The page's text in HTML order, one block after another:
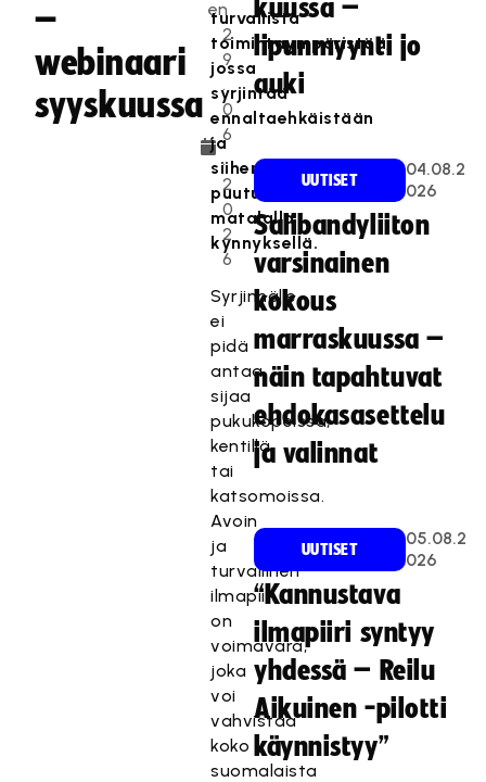
–
webinaari
syyskuussa
en
2
9
.
0
6
.
2
0
2
6
turvallista
toimintaympäristöä,
jossa
syrjintää
ennaltaehkäistään
ja
siihen
puututaan
matalalla
kynnyksellä.
Syrjinnälle
ei
pidä
antaa
sijaa
pukukopeissa,
kentillä
tai
katsomoissa.
Avoin
ja
turvallinen
ilmapiiri
on
voimavara,
joka
voi
vahvistaa
koko
suomalaista
kuussa –
lipunmyynti jo
auki
UUTISET
04.08.2
026
Salibandyliiton
varsinainen
kokous
marraskuussa –
näin tapahtuvat
ehdokasasettelu
ja valinnat
UUTISET
05.08.2
026
“Kannustava
ilmapiiri syntyy
yhdessä – Reilu
Aikuinen -pilotti
käynnistyy”